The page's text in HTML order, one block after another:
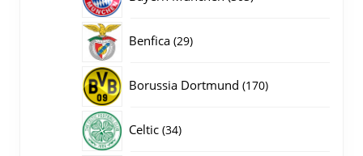
Benfica 2929
Borussia Dortmund 170170
Celtic 3434